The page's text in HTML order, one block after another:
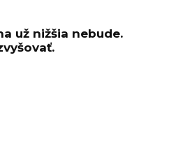
už nižšia nebude.
Instagramu a získavať